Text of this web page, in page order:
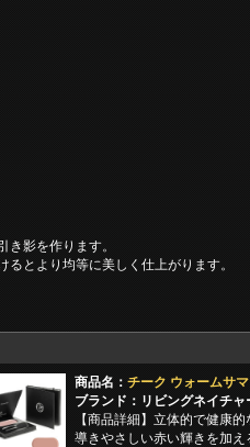
影を作ります。
とより均等に美しく仕上がります。
商品名： チーク ウォームサ
ブランド：リビングネイチャ
【商品詳細】立体的で健康
導きやさしい赤い輝きを加え